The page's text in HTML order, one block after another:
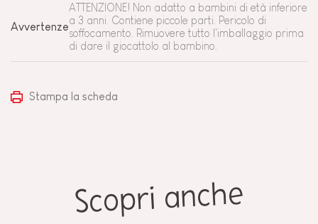
Avvertenze
ATTENZIONE! Non adatto a bambini di età inferiore
a 3 anni. Contiene piccole parti. Pericolo di
soffocamento. Rimuovere tutto l'imballaggio prima
di dare il giocattolo al bambino.
Stampa la scheda
Scopri anche